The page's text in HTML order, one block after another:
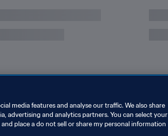
media features and analyse our traffic. We also share
advertising and analytics partners. You can select your
place a do not sell or share my personal information